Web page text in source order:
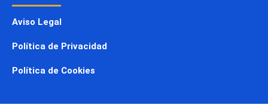
Aviso Legal
Política de Privacidad
Política de Cookies